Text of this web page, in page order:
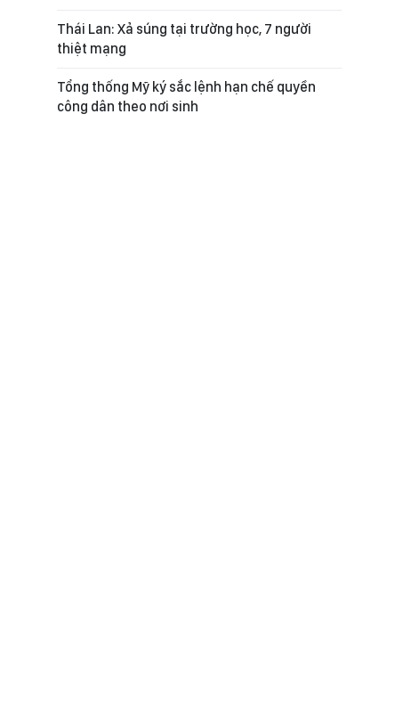
Thái Lan: Xả súng tại trường học, 7 người
thiệt mạng
Tổng thống Mỹ ký sắc lệnh hạn chế quyền
công dân theo nơi sinh